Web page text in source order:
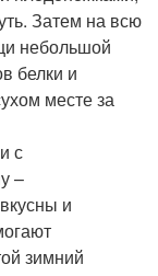
Затем на всю
небольшой
белки и
месте за
с
–
и
зимний